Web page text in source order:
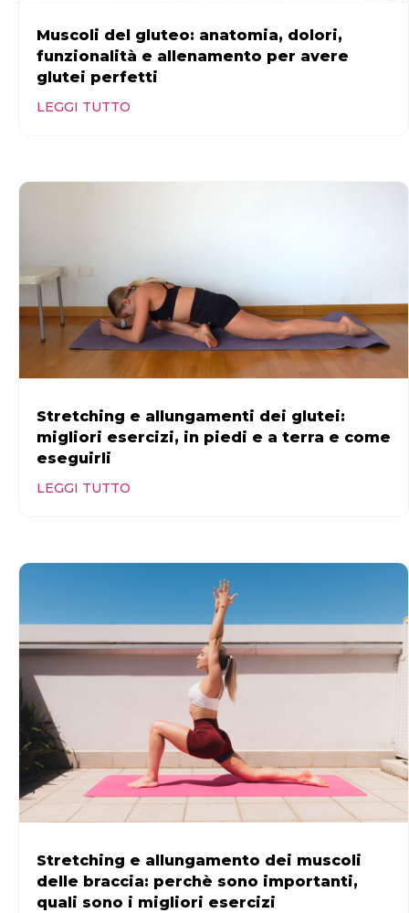
Muscoli del gluteo: anatomia, dolori,
funzionalità e allenamento per avere
glutei perfetti
LEGGI TUTTO
Stretching e allungamenti dei glutei:
migliori esercizi, in piedi e a terra e come
eseguirli
LEGGI TUTTO
Stretching e allungamento dei muscoli
delle braccia: perchè sono importanti,
quali sono i migliori esercizi